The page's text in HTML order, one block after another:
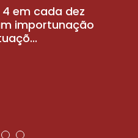
em cada dez
importunação